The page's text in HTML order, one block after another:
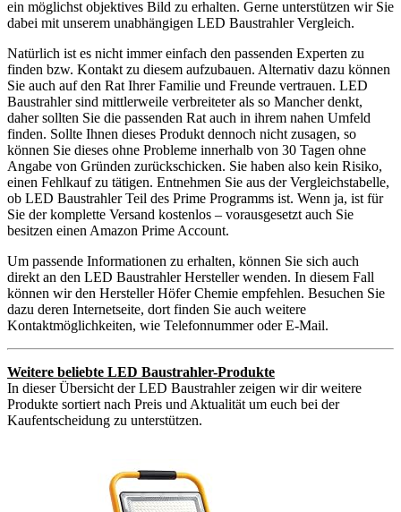
ein möglichst objektives Bild zu erhalten. Gerne unterstützen wir Sie
dabei mit unserem unabhängigen LED Baustrahler Vergleich.
Natürlich ist es nicht immer einfach den passenden Experten zu
finden bzw. Kontakt zu diesem aufzubauen. Alternativ dazu können
Sie auch auf den Rat Ihrer Familie und Freunde vertrauen. LED
Baustrahler sind mittlerweile verbreiteter als so Mancher denkt,
daher sollten Sie die passenden Rat auch in ihrem nahen Umfeld
finden. Sollte Ihnen dieses Produkt dennoch nicht zusagen, so
können Sie dieses ohne Probleme innerhalb von 30 Tagen ohne
Angabe von Gründen zurückschicken. Sie haben also kein Risiko,
einen Fehlkauf zu tätigen. Entnehmen Sie aus der Vergleichstabelle,
ob LED Baustrahler Teil des Prime Programms ist. Wenn ja, ist für
Sie der komplette Versand kostenlos – vorausgesetzt auch Sie
besitzen einen Amazon Prime Account.
Um passende Informationen zu erhalten, können Sie sich auch
direkt an den LED Baustrahler Hersteller wenden. In diesem Fall
können wir den Hersteller Höfer Chemie empfehlen. Besuchen Sie
dazu deren Internetseite, dort finden Sie auch weitere
Kontaktmöglichkeiten, wie Telefonnummer oder E-Mail.
Weitere beliebte LED Baustrahler-Produkte
In dieser Übersicht der LED Baustrahler zeigen wir dir weitere
Produkte sortiert nach Preis und Aktualität um euch bei der
Kaufentscheidung zu unterstützen.